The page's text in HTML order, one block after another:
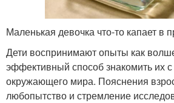
Маленькая девочка что-то капает в
Дети воспринимают опыты как
эффективный способ знакомить их
окружающего мира. Пояснения
любопытство и стремление